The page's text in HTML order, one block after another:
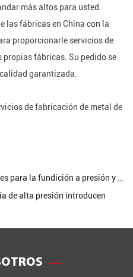
más altos para usted.
las fábricas en China con la
proporcionarle servicios de
propias fábricas. Su pedido se
garantizada.
de fabricación de metal de
y soluciones durante la producción de fundición a presión
de alta presión introducen